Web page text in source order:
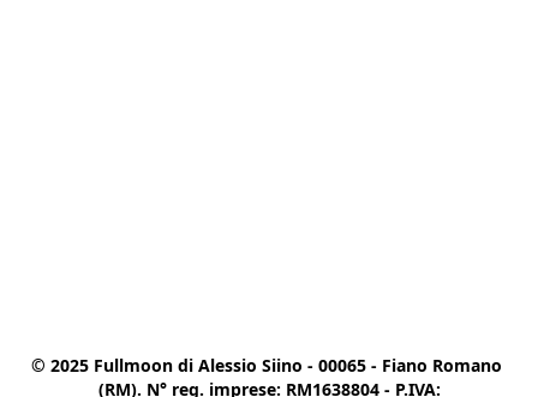
© 2025 Fullmoon di Alessio Siino - 00065 - Fiano Romano
(RM). N° reg. imprese: RM1638804 - P.IVA: